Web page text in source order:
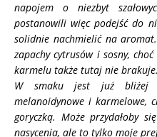
napojem o niezbyt
postanowili więc podejść do
solidnie nachmielić na
zapachy cytrusów i sosny,
karmelu także tutaj nie brakuje.
W smaku jest już bliżej
melanoidynowe i karmelowe,
goryczką. Może przydałoby
nasycenia, ale to tylko moje